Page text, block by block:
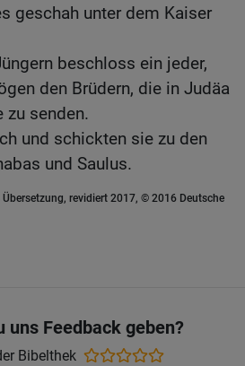
geschah unter dem Kaiser
beschloss ein jeder,
den Brüdern, die in Judäa
zu senden.
und schickten sie zu den
und Saulus.
revidiert 2017, © 2016 Deutsche
uns Feedback geben?
Bibelthek